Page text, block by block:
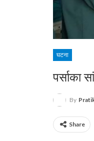
घटना
पर्साका
By
Share